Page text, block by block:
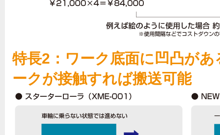
特長2：ワーク底面に凹凸が
ークが接触すれば搬送可能